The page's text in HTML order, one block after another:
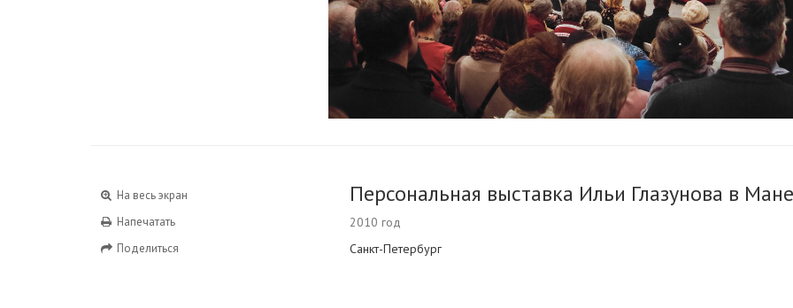
На весь экран
Напечатать
Поделиться
Персональная выставка Ильи Глазунова в
2010 год
Санкт-Петербург